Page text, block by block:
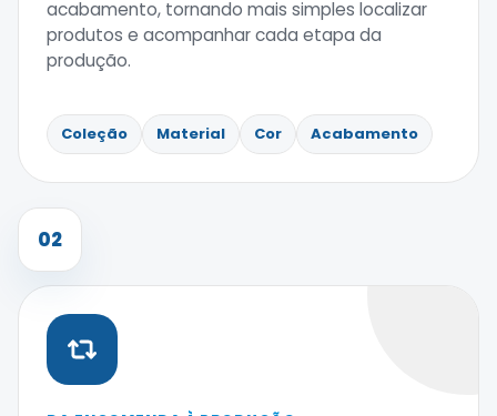
acabamento, tornando mais simples localizar
produtos e acompanhar cada etapa da
produção.
Coleção Material Cor Acabamento
02